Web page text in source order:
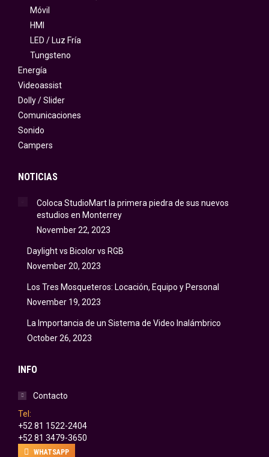
Móvil
HMI
LED / Luz Fría
Tungsteno
Energía
Videoassist
Dolly / Slider
Comunicaciones
Sonido
Campers
NOTICIAS
Coloca StudioMart la primera piedra de sus nuevos
estudios en Monterrey
November 22, 2023
Daylight vs Bicolor vs RGB
November 20, 2023
Los Tres Mosqueteros: Locación, Equipo y Personal
November 19, 2023
La Importancia de un Sistema de Video Inalámbrico
October 26, 2023
INFO
Contacto
Tel:
+52 81 1522-2404
+52 81 3479-3650
WHATSAPP